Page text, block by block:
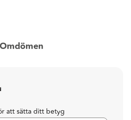
Omdömen
att sätta ditt betyg